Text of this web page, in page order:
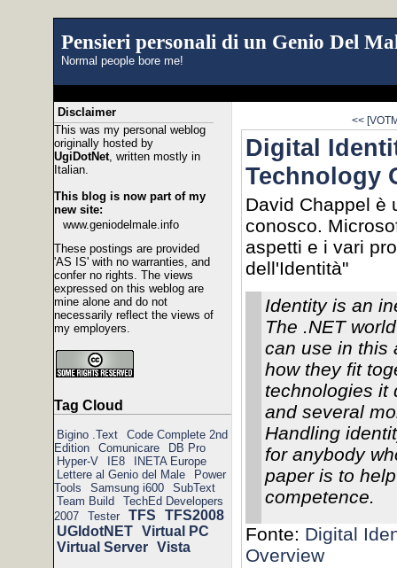
Pensieri personali di un Genio Del
Normal people bore me!
Disclaimer
This was my personal weblog
originally hosted by
UgiDotNet, written mostly in
Italian.
This blog is now part of my
new site:
www.geniodelmale.info
These postings are provided
'AS IS' with no warranties, and
confer no rights. The views
expressed on this weblog are
mine alone and do not
necessarily reflect the views of
my employers.
Tag Cloud
Bigino .Text
Code Complete 2nd
Edition
Comunicare
DB Pro
Hyper-V
IE8
INETA Europe
Lettere al Genio del Male
Power
Tools
Samsung i600
SubText
Team Build
TechEd Developers
2007
Tester TFS
TFS2008
UGIdotNET Virtual PC
Virtual Server Vista
<<
Digital
Technology
David Chappel è
conosco.
aspetti e i vari
dell'Identità"
Identity is an
The .NET
can use in this
how they fit
technologies it
and several
Handling
for anybody
paper is to
competence.
Fonte: Digital
Overview